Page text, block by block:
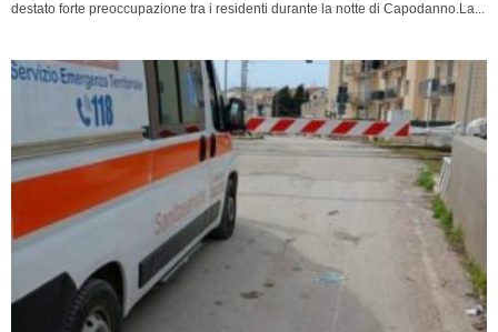
destato forte preoccupazione tra i residenti durante la notte di Capodanno.La...